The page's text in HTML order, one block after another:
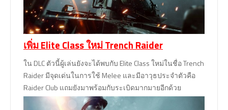
เพิ่ม Elite Class ใหม่ Trench Raider
ใน DLC ตัวนี้ผู้เล่นยังจะได้พบกับ Elite Class ใหม่ในชื่อ Trench
Raider มีจุดเด่นในการใช้ Melee และมีอาวุธประจำตัวคือ
Raider Club แถมยังมาพร้อมกับระเบิดมากมายอีกด้วย